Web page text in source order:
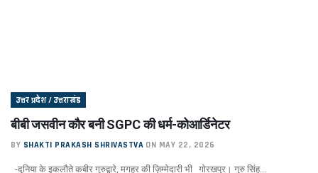
उत्तर प्रदेश / उत्तराखंड
बीबी जसवीन कौर बनी SGPC की धर्म-कोआर्डिनेटर
BY SHAKTI PRAKASH SHRIVASTVA ON MAY 22, 2026
-दुनिया के इकलौते कबीर गुरुद्वारे, मगहर की ज़िम्मेदारी भी गोरखपुर। गुरु सिंह...